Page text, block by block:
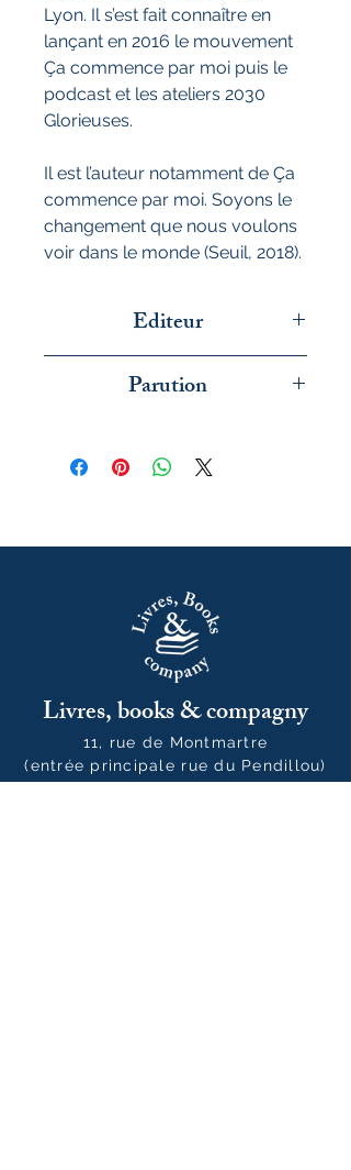
Lyon. Il s’est fait connaître en
lançant en 2016 le mouvement
Ça commence par moi puis le
podcast et les ateliers 2030
Glorieuses.
Il est l’auteur notamment de Ça
commence par moi. Soyons le
changement que nous voulons
voir dans le monde (Seuil, 2018).
Editeur
Parution
Livres, books & compagny
11, rue de Montmartre
(entrée principale rue du Pendillou)